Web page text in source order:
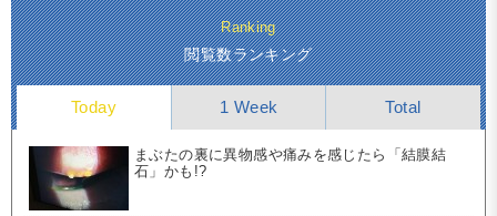
Ranking
閲覧数ランキング
Today 1 Week Total
まぶたの裏に異物感や痛みを感じたら「結膜結
石」かも!?